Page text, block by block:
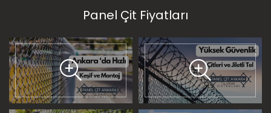
Panel Çit Fiyatları